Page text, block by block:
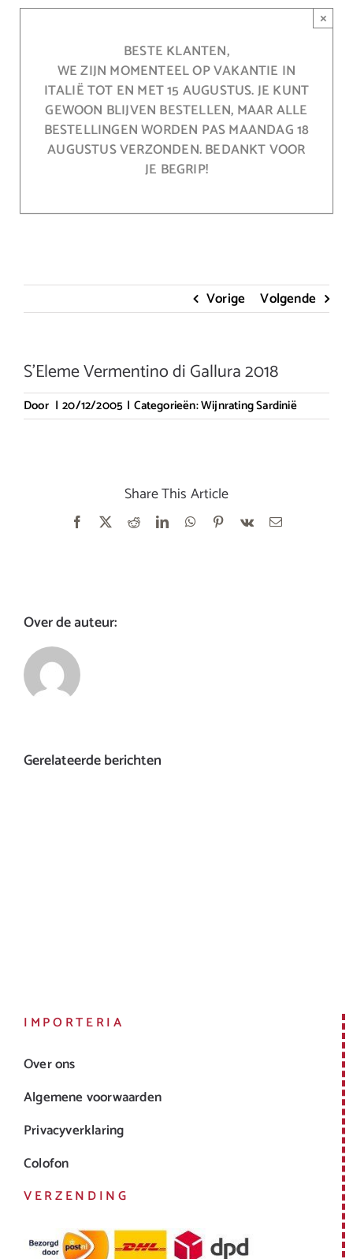
BESTE KLANTEN,
WE ZIJN MOMENTEEL OP VAKANTIE IN
ITALIË TOT EN MET 15 AUGUSTUS. JE KUNT
GEWOON BLIJVEN BESTELLEN, MAAR ALLE
BESTELLINGEN WORDEN PAS MAANDAG 18
AUGUSTUS VERZONDEN. BEDANKT VOOR
JE BEGRIP!
×
Vorige Volgende
S’Eleme Vermentino di Gallura 2018
Door | 20/12/2005 | Categorieën:Wijnrating Sardinië
Share This Article
Facebook RedditLinkedInWhatsApp
Pinterest
Vk
E-
Over de auteur:
Gerelateerde berichten
IMPORTERIA
Over ons
Algemene voorwaarden
Privacyverklaring
Colofon
VERZENDING